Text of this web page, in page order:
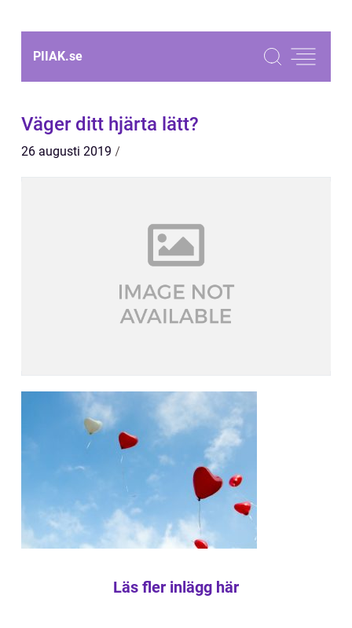
PIIAK.se
Väger ditt hjärta lätt?
26 augusti 2019
Läs fler inlägg här